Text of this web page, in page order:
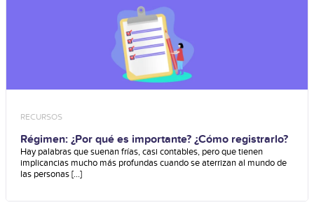
RECURSOS
Régimen: ¿Por qué es importante? ¿Cómo registrarlo?
Hay palabras que suenan frías, casi contables, pero que tienen
implicancias mucho más profundas cuando se aterrizan al mundo de
las personas [...]